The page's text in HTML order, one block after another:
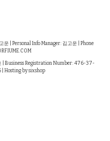
| Personal Info Manager: 김고운 | Phone
| Business Registration Number:476-37-
| Hosting by sixshop